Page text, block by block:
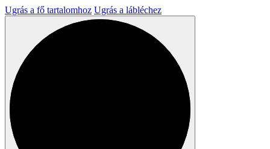
Ugrás a fő tartalomhoz Ugrás a lábléchez